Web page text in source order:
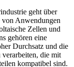
geht über
von Anwendungen
Zellen und
gehören eine
Durchsatz und die
die mit
kompatibel sind.